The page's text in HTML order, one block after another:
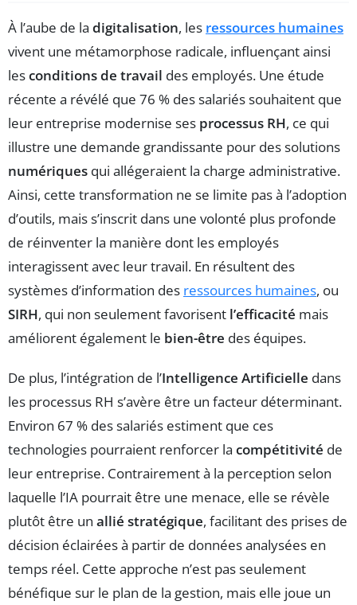
À l’aube de la digitalisation, les ressources humaines
vivent une métamorphose radicale, influençant ainsi
lesconditions de travail des employés. Une étude
récente a révélé que 76 % des salariés souhaitent que
leur entreprise modernise ses processus RH, ce qui
illustre une demande grandissante pour des solutions
numériques qui allégeraient la charge administrative.
Ainsi, cette transformation ne se limite pas à l’adoption
d’outils, mais s’inscrit dans une volonté plus profonde
de réinventer la manière dont les employés
interagissent avec leur travail. En résultent des
systèmes d’information des ressources humaines, ou
SIRH, qui non seulement favorisent l’efficacité mais
améliorent également le bien-être des équipes.
De plus, l’intégration de l’Intelligence Artificielle dans
les processus RH s’avère être un facteur déterminant.
Environ 67 % des salariés estiment que ces
technologies pourraient renforcer la compétitivité de
leur entreprise. Contrairement à la perception selon
laquelle l’IA pourrait être une menace, elle se révèle
plutôt être un allié stratégique, facilitant des prises de
décision éclairées à partir de données analysées en
temps réel. Cette approche n’est pas seulement
bénéfique sur le plan de la gestion, mais elle joue un